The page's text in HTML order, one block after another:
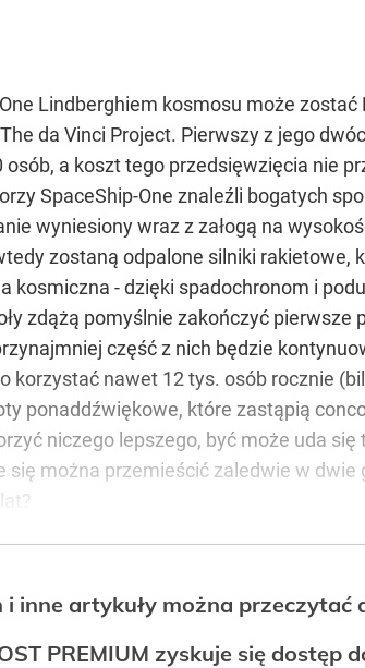
Lindberghiem kosmosu może
da Vinci Project. Pierwszy z jego
a koszt tego przedsięwzięcia nie
SpaceShip-One znaleźli bogatych
wyniesiony wraz z załogą na
zostaną odpalone silniki
kosmiczna - dzięki spadochronom i
zdążą pomyślnie zakończyć
część z nich będzie
korzystać nawet 12 tys. osób rocznie
ponaddźwiękowe, które zastąpią
niczego lepszego, być może uda
się można przemieścić zaledwie w
i inne artykuły można przeczytać
PREMIUM zyskuje się dostęp